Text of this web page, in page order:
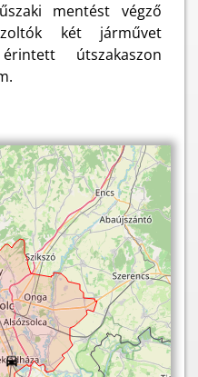
mentést végző
két járművet
útszakaszon